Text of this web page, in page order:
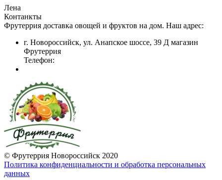
Лена
Контанкты
Фрутеррия доставка овощей и фруктов на дом. Наш адрес:
г. Новороссийск, ул. Анапское шоссе, 39 Д магазин
Фрутеррия
Телефон:
© Фрутеррия Новороссийск 2020
Политика конфиденциальности и обработка персональных
данных